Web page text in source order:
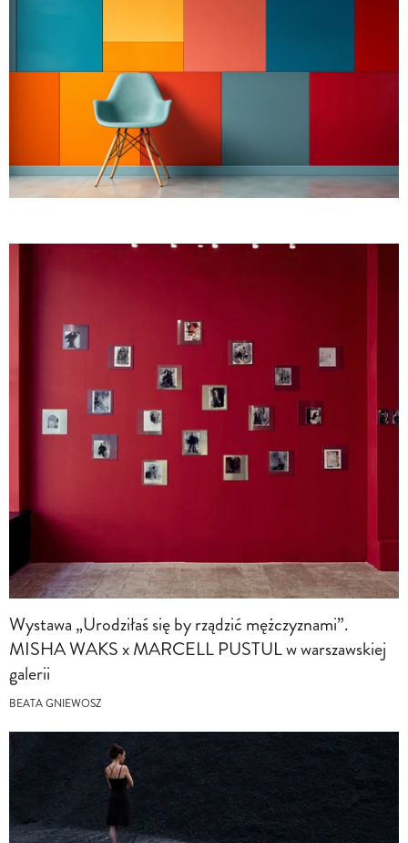
Wystawa „Urodziłaś się by rządzić mężczyznami”.
MISHA WAKS x MARCELL PUSTUL w warszawskiej
galerii
BEATA GNIEWOSZ